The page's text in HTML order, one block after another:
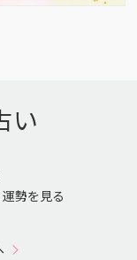
い
勢を見る